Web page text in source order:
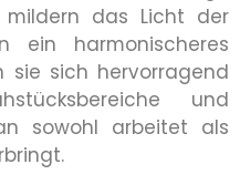
mildern das Licht der
ein harmonischeres
sie sich hervorragend
und
sowohl arbeitet als